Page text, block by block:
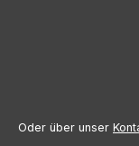
Oder über unser